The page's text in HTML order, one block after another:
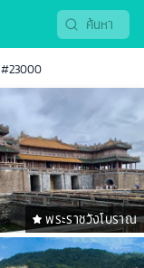
#23000
พระราชวังโบราณ